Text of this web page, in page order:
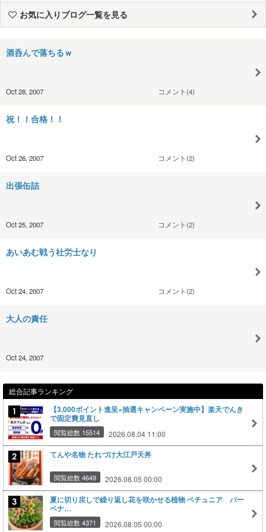
お気に入りブログ一覧を見る
酒呑んで落ちるｗ
Oct 28, 2007 コメント(4)
祝！！合格！！
Oct 26, 2007 コメント(2)
出張缶詰
Oct 25, 2007 コメント(2)
あいあむ戦う社労士なり
Oct 24, 2007 コメント(2)
大人の責任
Oct 24, 2007
総合記事ランキング
【3,000ポイント進呈×抽選キャンペーン実施中】楽天でんき
で固定費見直し
閲覧総数 15514 2026.08.04 11:00
てんや名物 たれづけ大江戸天丼
閲覧総数 4649 2026.08.05 00:00
夏に切り戻しで繰り返し花を咲かせる植物 ペチュニア バー
ベナ…
閲覧総数 4371 2026.08.05 00:00